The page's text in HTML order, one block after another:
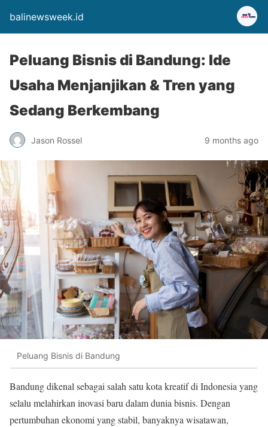
balinewsweek.id
Peluang Bisnis di Bandung: Ide
Usaha Menjanjikan & Tren yang
Sedang Berkembang
Jason Rossel 9 months ago
Peluang Bisnis di Bandung
Bandung dikenal sebagai salah satu kota kreatif di Indonesia yang
selalu melahirkan inovasi baru dalam dunia bisnis. Dengan
pertumbuhan ekonomi yang stabil, banyaknya wisatawan,